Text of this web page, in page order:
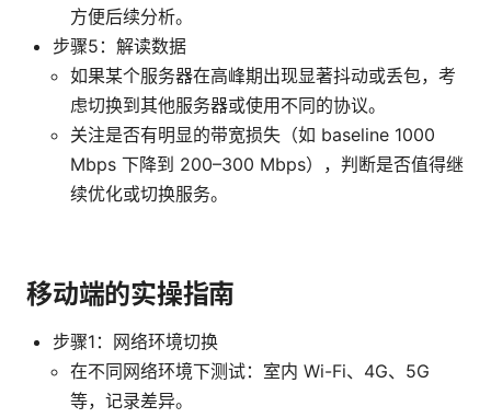
方便后续分析。
步骤5：解读数据
如果某个服务器在高峰期出现显著抖动或丢包，考
虑切换到其他服务器或使用不同的协议。
关注是否有明显的带宽损失（如 baseline 1000
Mbps 下降到 200–300 Mbps），判断是否值得继
续优化或切换服务。
移动端的实操指南
步骤1：网络环境切换
在不同网络环境下测试：室内 Wi-Fi、4G、5G
等，记录差异。